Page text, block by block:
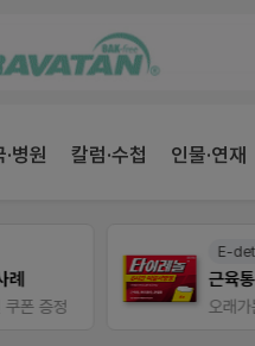
·병원 칼럼·수첩 인물·연재
E-detail
근육통은 오래가니깐!
오래가는 타이레놀 ER